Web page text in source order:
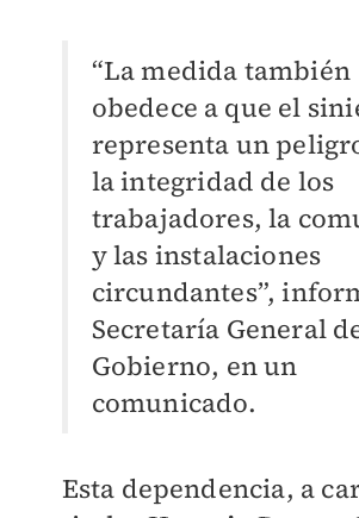
“La medida también
obedece a que el
representa un
la integridad de los
trabajadores, la
y las instalaciones
circundantes”,
Secretaría General
Gobierno, en un
comunicado.
Esta dependencia, a